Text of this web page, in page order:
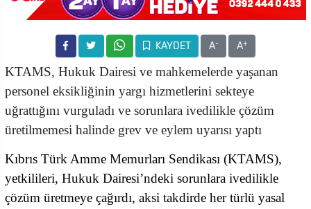
KAYDET A- A+
KTAMS, Hukuk Dairesi ve mahkemelerde yaşanan
personel eksikliğinin yargı hizmetlerini sekteye
uğrattığını vurguladı ve sorunlara ivedilikle çözüm
üretilmemesi halinde grev ve eylem uyarısı yaptı
Kıbrıs Türk Amme Memurları Sendikası (KTAMS),
yetkilileri, Hukuk Dairesi’ndeki sorunlara ivedilikle
çözüm üretmeye çağırdı, aksi takdirde her türlü yasal